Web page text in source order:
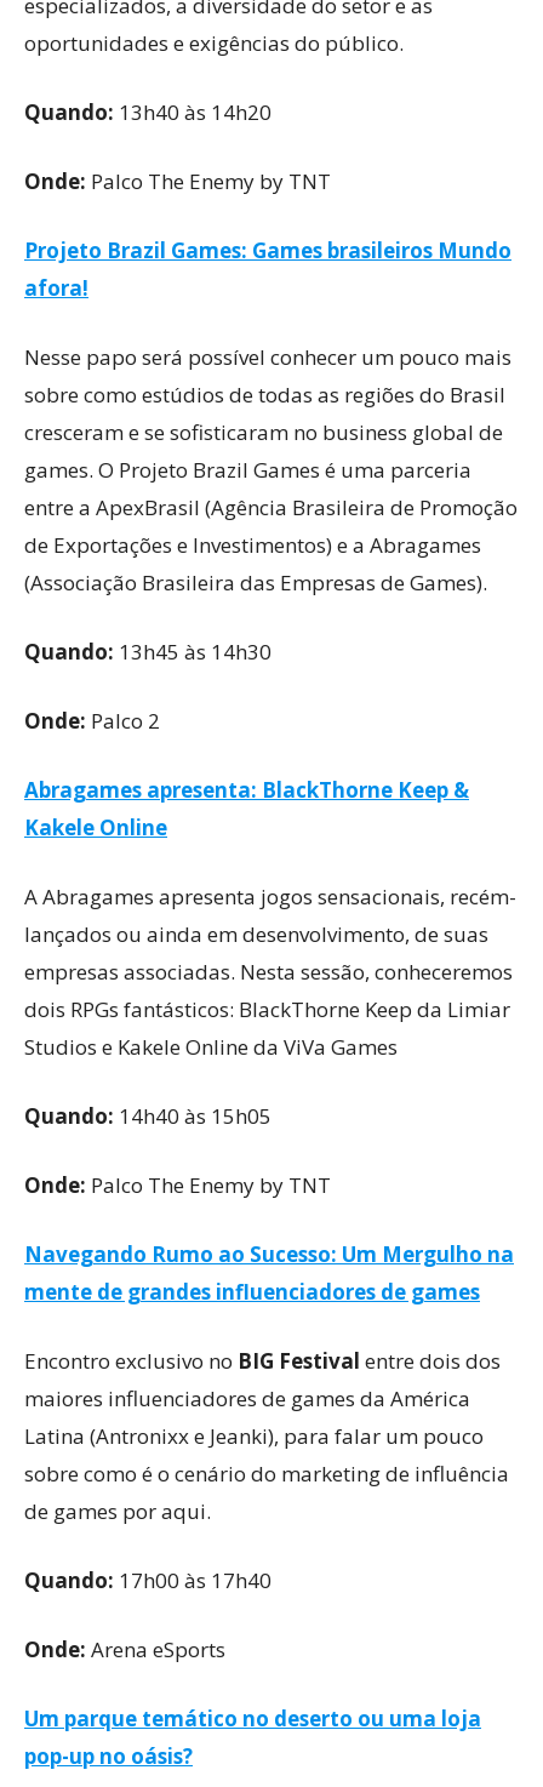
oportunidades e exigências do público.
Quando: 13h40 às 14h20
Onde: Palco The Enemy by TNT
Projeto Brazil Games: Games brasileiros Mundo
afora!
Nesse papo será possível conhecer um pouco mais
sobre como estúdios de todas as regiões do Brasil
cresceram e se sofisticaram no business global de
games. O Projeto Brazil Games é uma parceria
entre a ApexBrasil (Agência Brasileira de Promoção
de Exportações e Investimentos) e a Abragames
(Associação Brasileira das Empresas de Games).
Quando: 13h45 às 14h30
Onde: Palco 2
Abragames apresenta: BlackThorne Keep &
Kakele Online
A Abragames apresenta jogos sensacionais, recém-
lançados ou ainda em desenvolvimento, de suas
empresas associadas. Nesta sessão, conheceremos
dois RPGs fantásticos: BlackThorne Keep da Limiar
Studios e Kakele Online da ViVa Games
Quando: 14h40 às 15h05
Onde: Palco The Enemy by TNT
Navegando Rumo ao Sucesso: Um Mergulho na
mente de grandes influenciadores de games
Encontro exclusivo no BIG Festival entre dois dos
maiores influenciadores de games da América
Latina (Antronixx e Jeanki), para falar um pouco
sobre como é o cenário do marketing de influência
de games por aqui.
Quando: 17h00 às 17h40
Onde: Arena eSports
Um parque temático no deserto ou uma loja
pop-up no oásis?